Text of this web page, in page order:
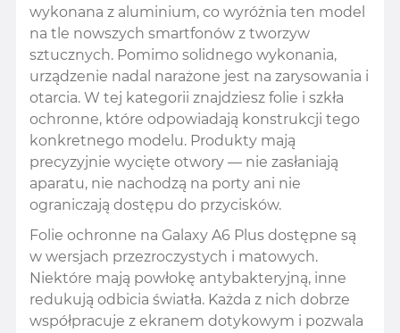
wykonana z aluminium, co wyróżnia ten model
na tle nowszych smartfonów z tworzyw
sztucznych. Pomimo solidnego wykonania,
urządzenie nadal narażone jest na zarysowania i
otarcia. W tej kategorii znajdziesz folie i szkła
ochronne, które odpowiadają konstrukcji tego
konkretnego modelu. Produkty mają
precyzyjnie wycięte otwory — nie zasłaniają
aparatu, nie nachodzą na porty ani nie
ograniczają dostępu do przycisków.
Folie ochronne na Galaxy A6 Plus dostępne są
w wersjach przezroczystych i matowych.
Niektóre mają powłokę antybakteryjną, inne
redukują odbicia światła. Każda z nich dobrze
współpracuje z ekranem dotykowym i pozwala